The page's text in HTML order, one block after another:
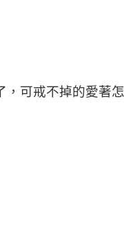
，可戒不掉的愛著怎